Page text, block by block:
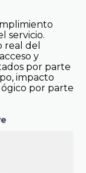
servicio.
del
y
por parte
impacto
por parte